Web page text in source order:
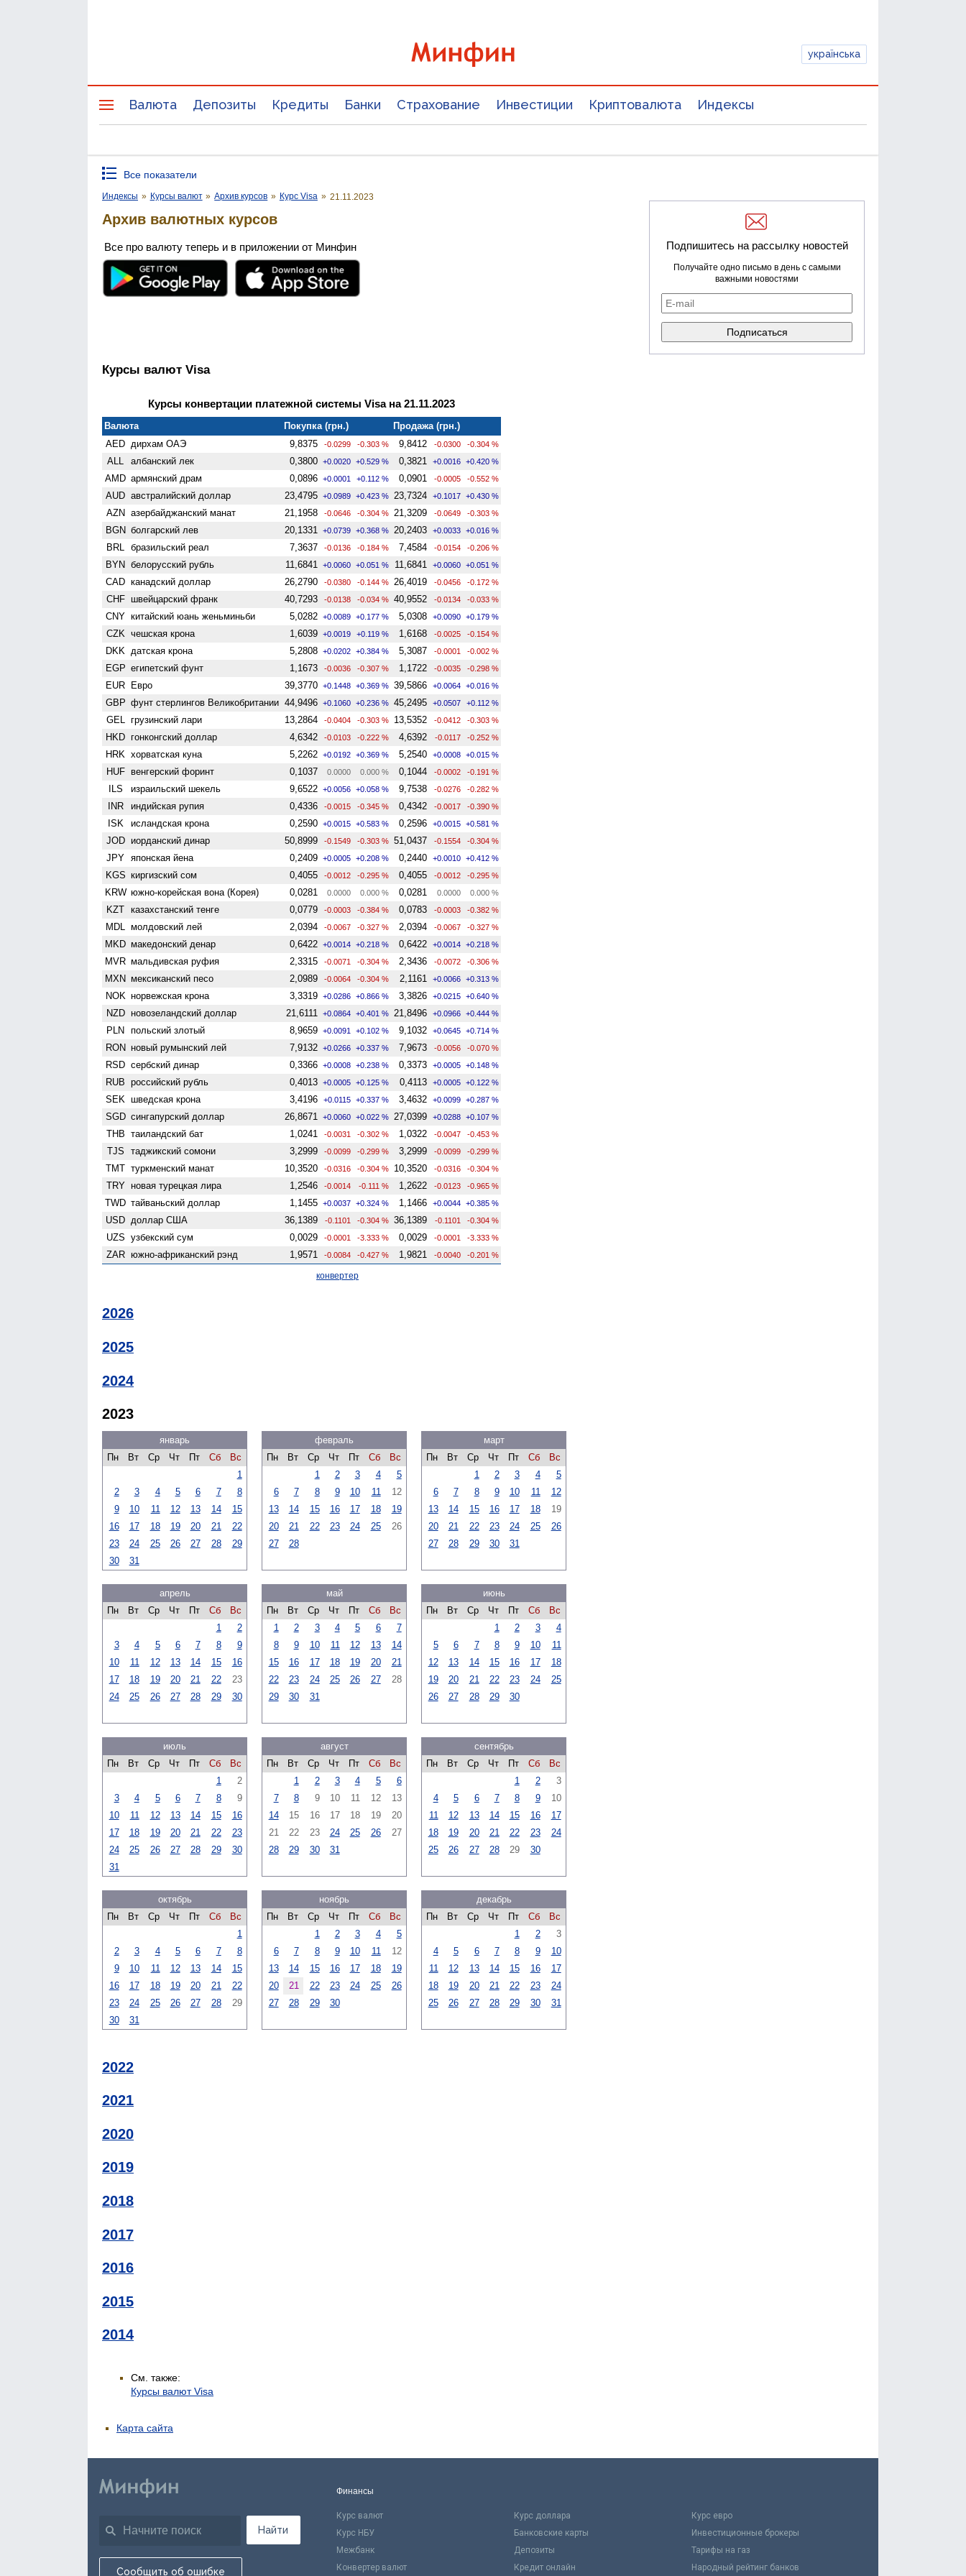
українська
Валюта Депозиты Кредиты Банки Страхование Инвестиции Криптовалюта Индексы
Все показатели
Индексы » Курсы валют » Архив курсов » Курс Visa » 21.11.2023
Архив валютных курсов
Все про валюту теперь и в приложении от Минфин
Курсы валют Visa
Курсы конвертации платежной системы Visa на 21.11.2023
Валюта Покупка (грн.)
Продажа (грн.)
AED дирхам ОАЭ 9,8375 -0.0299 -0.303 % 9,8412 -0.0300 -0.304 %
ALL албанский лек 0,3800 +0.0020 +0.529 % 0,3821 +0.0016 +0.420 %
AMD армянский драм 0,0896 +0.0001 +0.112 % 0,0901 -0.0005 -0.552 %
AUD австралийский доллар 23,4795 +0.0989 +0.423 % 23,7324 +0.1017 +0.430 %
AZN азербайджанский манат 21,1958 -0.0646 -0.304 % 21,3209 -0.0649 -0.303 %
BGN болгарский лев 20,1331 +0.0739 +0.368 % 20,2403 +0.0033 +0.016 %
BRL бразильский реал 7,3637 -0.0136 -0.184 % 7,4584 -0.0154 -0.206 %
BYN белорусский рубль 11,6841 +0.0060 +0.051 % 11,6841 +0.0060 +0.051 %
CAD канадский доллар 26,2790 -0.0380 -0.144 % 26,4019 -0.0456 -0.172 %
CHF швейцарский франк 40,7293 -0.0138 -0.034 % 40,9552 -0.0134 -0.033 %
CNY китайский юань женьминьби 5,0282 +0.0089 +0.177 % 5,0308 +0.0090 +0.179 %
CZK чешская крона 1,6039 +0.0019 +0.119 % 1,6168 -0.0025 -0.154 %
DKK датская крона 5,2808 +0.0202 +0.384 % 5,3087 -0.0001 -0.002 %
EGP египетский фунт 1,1673 -0.0036 -0.307 % 1,1722 -0.0035 -0.298 %
EUR Евро 39,3770 +0.1448 +0.369 % 39,5866 +0.0064 +0.016 %
GBP фунт стерлингов Велико­британии 44,9496 +0.1060 +0.236 % 45,2495 +0.0507 +0.112 %
GEL грузинский лари 13,2864 -0.0404 -0.303 % 13,5352 -0.0412 -0.303 %
HKD гонконгский доллар 4,6342 -0.0103 -0.222 % 4,6392 -0.0117 -0.252 %
HRK хорватская куна 5,2262 +0.0192 +0.369 % 5,2540 +0.0008 +0.015 %
HUF венгерский форинт 0,1037 0.0000 0.000 % 0,1044 -0.0002 -0.191 %
ILS израильский шекель 9,6522 +0.0056 +0.058 % 9,7538 -0.0276 -0.282 %
INR индийская рупия 0,4336 -0.0015 -0.345 % 0,4342 -0.0017 -0.390 %
ISK исландская крона 0,2590 +0.0015 +0.583 % 0,2596 +0.0015 +0.581 %
JOD иорданский динар 50,8999 -0.1549 -0.303 % 51,0437 -0.1554 -0.304 %
JPY японская йена 0,2409 +0.0005 +0.208 % 0,2440 +0.0010 +0.412 %
KGS киргизский сом 0,4055 -0.0012 -0.295 % 0,4055 -0.0012 -0.295 %
KRW южно-корейская вона (Корея) 0,0281 0.0000 0.000 % 0,0281 0.0000 0.000 %
KZT казахстанский тенге 0,0779 -0.0003 -0.384 % 0,0783 -0.0003 -0.382 %
MDL молдовский лей 2,0394 -0.0067 -0.327 % 2,0394 -0.0067 -0.327 %
MKD македонский денар 0,6422 +0.0014 +0.218 % 0,6422 +0.0014 +0.218 %
MVR мальдивская руфия 2,3315 -0.0071 -0.304 % 2,3436 -0.0072 -0.306 %
MXN мексиканский песо 2,0989 -0.0064 -0.304 % 2,1161 +0.0066 +0.313 %
NOK норвежская крона 3,3319 +0.0286 +0.866 % 3,3826 +0.0215 +0.640 %
NZD ново­зеландский доллар 21,6111 +0.0864 +0.401 % 21,8496 +0.0966 +0.444 %
PLN польский злотый 8,9659 +0.0091 +0.102 % 9,1032 +0.0645 +0.714 %
RON новый румынский лей 7,9132 +0.0266 +0.337 % 7,9673 -0.0056 -0.070 %
RSD сербский динар 0,3366 +0.0008 +0.238 % 0,3373 +0.0005 +0.148 %
RUB российский рубль 0,4013 +0.0005 +0.125 % 0,4113 +0.0005 +0.122 %
SEK шведская крона 3,4196 +0.0115 +0.337 % 3,4632 +0.0099 +0.287 %
SGD сингапурский доллар 26,8671 +0.0060 +0.022 % 27,0399 +0.0288 +0.107 %
THB таиландский бат 1,0241 -0.0031 -0.302 % 1,0322 -0.0047 -0.453 %
TJS таджикский сомони 3,2999 -0.0099 -0.299 % 3,2999 -0.0099 -0.299 %
TMT туркменский манат 10,3520 -0.0316 -0.304 % 10,3520 -0.0316 -0.304 %
TRY новая турецкая лира 1,2546 -0.0014 -0.111 % 1,2622 -0.0123 -0.965 %
TWD тайваньский доллар 1,1455 +0.0037 +0.324 % 1,1466 +0.0044 +0.385 %
USD доллар США 36,1389 -0.1101 -0.304 % 36,1389 -0.1101 -0.304 %
UZS узбекский сум 0,0029 -0.0001 -3.333 % 0,0029 -0.0001 -3.333 %
ZAR южно-африканский рэнд 1,9571 -0.0084 -0.427 % 1,9821 -0.0040 -0.201 %
конвертер
2026
2025
2024
2023
январь
Пн
Вт Ср Чт Пт Сб
Вс
1
2
3 4 5 6 7
8
9
10 11 12 13 14
15
16
17 18 19 20 21
22
23
24 25 26 27 28
29
30
31
февраль
Пн
Вт Ср Чт Пт Сб
Вс
1
2 3 4
5
6
7 8 9 10 11
12
13
14 15 16 17 18
19
20
21 22 23 24 25
26
27
28
март
Пн
Вт Ср Чт Пт Сб
Вс
1
2 3 4
5
6
7 8 9 10 11
12
13
14 15 16 17 18
19
20
21 22 23 24 25
26
27
28 29 30 31
апрель
Пн
Вт Ср Чт Пт Сб
Вс
1
2
3
4 5 6 7 8
9
10
11 12 13 14 15
16
17
18 19 20 21 22
23
24
25 26 27 28 29 30
май
Пн
Вт Ср Чт Пт Сб
Вс
1
2 3 4 5 6
7
8
9 10 11 12 13
14
15
16 17 18 19 20
21
22
23 24 25 26 27
28
29
30 31
июнь
Пн
Вт Ср Чт Пт Сб
Вс
1
2 3
4
5
6 7 8 9 10
11
12
13 14 15 16 17
18
19
20 21 22 23 24
25
26
27 28 29 30
июль
Пн
Вт Ср Чт Пт Сб
Вс
1
2
3
4 5 6 7 8
9
10
11 12 13 14 15
16
17
18 19 20 21 22
23
24
25 26 27 28 29
30
31
август
Пн
Вт Ср Чт Пт Сб
Вс
1
2 3 4 5
6
7
8 9 10 11 12
13
14
15 16 17 18 19
20
21
22 23 24 25 26
27
28
29 30 31
сентябрь
Пн
Вт Ср Чт Пт Сб
Вс
1
2
3
4
5 6 7 8 9
10
11
12 13 14 15 16
17
18
19 20 21 22 23
24
25
26 27 28 29 30
октябрь
Пн
Вт Ср Чт Пт Сб
Вс
1
2
3 4 5 6 7
8
9
10 11 12 13 14
15
16
17 18 19 20 21
22
23
24 25 26 27 28
29
30
31
ноябрь
Пн
Вт Ср Чт Пт Сб
Вс
1
2 3 4
5
6
7 8 9 10 11
12
13
14 15 16 17 18
19
20
21 22 23 24 25
26
27
28 29 30
декабрь
Пн
Вт Ср Чт Пт Сб
Вс
1
2
3
4
5 6 7 8 9
10
11
12 13 14 15 16
17
18
19 20 21 22 23
24
25
26 27 28 29 30 31
2022
2021
2020
2019
2018
2017
2016
2015
2014
См. также:
Курсы валют Visa
Подпишитесь на рассылку новостей
Получайте одно письмо в день с самыми
важными новостями
Карта сайта
Найти
Сообщить об ошибке
Финансы
Курс валют Курс доллара
Курс евро
Курс НБУ
Банковские карты
Инвестиционные брокеры
Межбанк
Депозиты
Тарифы на газ
Конвертер валют
Кредит онлайн Народный рейтинг банков